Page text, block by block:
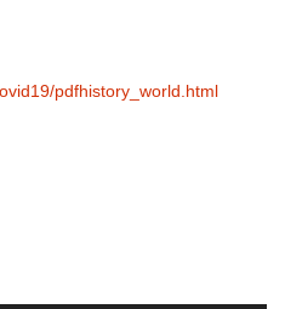
pdfhistory_world.html